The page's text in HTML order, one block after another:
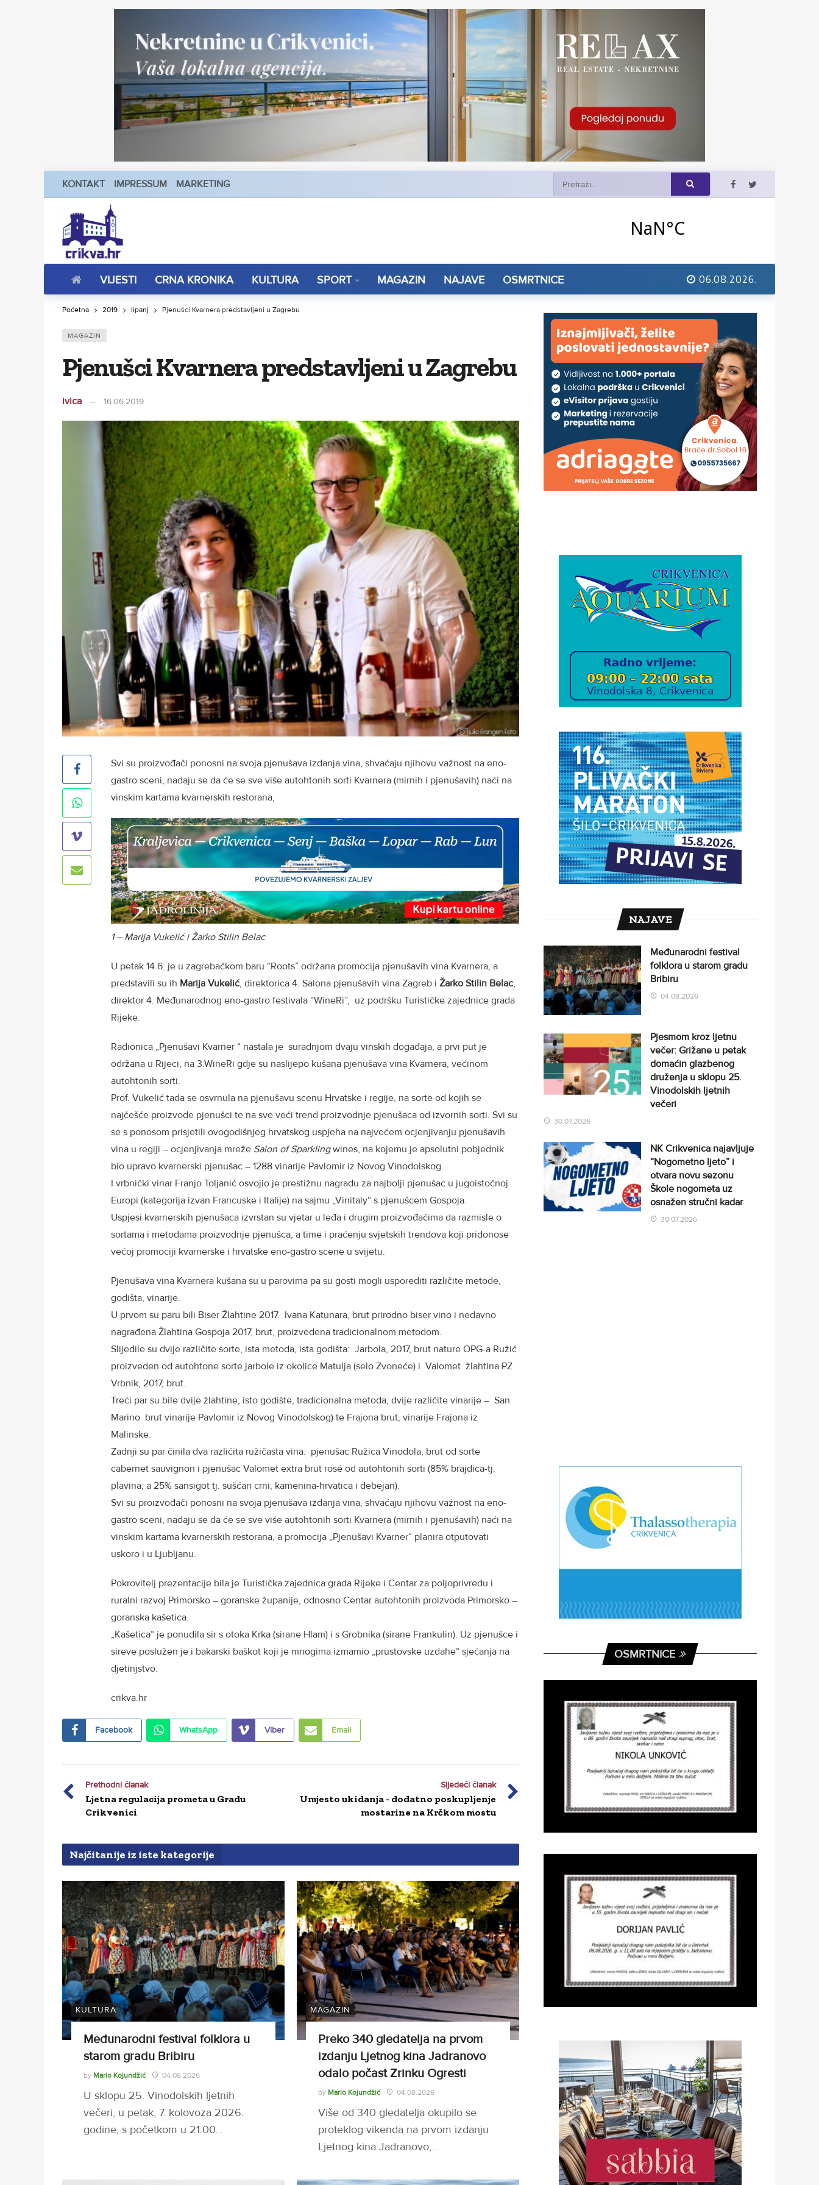
KONTAKT IMPRESSUM MARKETING
VIJESTI CRNA KRONIKA KULTURA SPORT MAGAZIN NAJAVE OSMRTNICE 06.08.2026.
Početna 2019 lipanj Pjenušci Kvarnera predstavljeni u Zagrebu
MAGAZIN
Pjenušci Kvarnera predstavljeni u Zagrebu
ivica 16.06.2019
Svi su proizvođači ponosni na svoja pjenušava izdanja vina, shvaćaju njihovu važnost na eno-
gastro sceni, nadaju se da će se sve više autohtonih sorti Kvarnera (mirnih i pjenušavih) naći na
vinskim kartama kvarnerskih restorana,
1 – Marija Vukelić i Žarko Stilin Belac
U petak 14.6. je u zagrebačkom baru “Roots” održana promocija pjenušavih vina Kvarnera, a
predstavili su ih Marija Vukelić, direktorica 4. Salona pjenušavih vina Zagreb i Žarko Stilin Belac,
direktor 4. Međunarodnog eno-gastro festivala “WineRi”, uz podršku Turističke zajednice grada
Rijeke.
Radionica „Pjenušavi Kvarner “ nastala je suradnjom dvaju vinskih događaja, a prvi put je
održana u Rijeci, na 3.WineRi gdje su naslijepo kušana pjenušava vina Kvarnera, većinom
autohtonih sorti.
Prof. Vukelić tada se osvrnula na pjenušavu scenu Hrvatske i regije, na sorte od kojih se
najčešće proizvode pjenušci te na sve veći trend proizvodnje pjenušaca od izvornih sorti. Svi su
se s ponosom prisjetili ovogodišnjeg hrvatskog uspjeha na najvećem ocjenjivanju pjenušavih
vina u regiji – ocjenjivanja mreže Salon of Sparklingwines, na kojemu je apsolutni pobjednik
bio upravo kvarnerski pjenušac – 1288 vinarije Pavlomir iz Novog Vinodolskog.
I vrbnički vinar Franjo Toljanić osvojio je prestižnu nagradu za najbolji pjenušac u jugoistočnoj
Europi (kategorija izvan Francuske i Italije) na sajmu „Vinitaly“ s pjenušcem Gospoja.
Uspjesi kvarnerskih pjenušaca izvrstan su vjetar u leđa i drugim proizvođačima da razmisle o
sortama i metodama proizvodnje pjenušca, a time i praćenju svjetskih trendova koji pridonose
većoj promociji kvarnerske i hrvatske eno-gastro scene u svijetu.
Pjenušava vina Kvarnera kušana su u parovima pa su gosti mogli usporediti različite metode,
godišta, vinarije.
U prvom su paru bili Biser Žlahtine 2017. Ivana Katunara, brut prirodno biser vino i nedavno
nagrađena Žlahtina Gospoja 2017, brut, proizvedena tradicionalnom metodom.
Slijedile su dvije različite sorte, ista metoda, ista godišta: Jarbola, 2017, brut nature OPG-a Ružić
proizveden od autohtone sorte jarbole iz okolice Matulja (selo Zvoneće) i Valomet žlahtina PZ
Vrbnik, 2017, brut.
Treći par su bile dvije žlahtine, isto godište, tradicionalna metoda, dvije različite vinarije – San
Marino brut vinarije Pavlomir iz Novog Vinodolskog) te Frajona brut, vinarije Frajona iz
Malinske.
Zadnji su par činila dva različita ružičasta vina: pjenušac Ružica Vinodola, brut od sorte
cabernet sauvignon i pjenušac Valomet extra brut rosé od autohtonih sorti (85% brajdica-tj.
plavina; a 25% sansigot tj. sušćan crni, kamenina-hrvatica i debejan).
Svi su proizvođači ponosni na svoja pjenušava izdanja vina, shvaćaju njihovu važnost na eno-
gastro sceni, nadaju se da će se sve više autohtonih sorti Kvarnera (mirnih i pjenušavih) naći na
vinskim kartama kvarnerskih restorana, a promocija „Pjenušavi Kvarner“ planira otputovati
uskoro i u Ljubljanu.
Pokrovitelj prezentacije bila je Turistička zajednica grada Rijeke i Centar za poljoprivredu i
ruralni razvoj Primorsko – goranske županije, odnosno Centar autohtonih proizvoda Primorsko –
goranska kašetica.
„Kašetica“ je ponudila sir s otoka Krka (sirane Hlam) i s Grobnika (sirane Frankulin). Uz pjenušce i
sireve poslužen je i bakarski baškot koji je mnogima izmamio „prustovske uzdahe“ sjećanja na
djetinjstvo.
crikva.hr
Facebook WhatsApp Viber Email
Prethodni članak
Ljetna regulacija prometa u Gradu
Crikvenici
Sljedeći članak
Umjesto ukidanja - dodatno poskupljenje
mostarine na Krčkom mostu
Najčitanije iz iste kategorije
KULTURA
Međunarodni festival folklora u
starom gradu Bribiru
by Mario Kojundžić 04.08.2026
U sklopu 25. Vinodolskih ljetnih
večeri, u petak, 7. kolovoza 2026.
godine, s početkom u 21:00…
MAGAZIN
Preko 340 gledatelja na prvom
izdanju Ljetnog kina Jadranovo
odalo počast Zrinku Ogresti
by Mario Kojundžić 04.08.2026
Više od 340 gledatelja okupilo se
proteklog vikenda na prvom izdanju
Ljetnog kina Jadranovo,…
NAJAVE
Međunarodni festival
folklora u starom gradu
Bribiru
04.08.2026
Pjesmom kroz ljetnu
večer: Grižane u petak
domaćin glazbenog
druženja u sklopu 25.
Vinodolskih ljetnih
večeri
30.07.2026
NK Crikvenica najavljuje
“Nogometno ljeto” i
otvara novu sezonu
Škole nogometa uz
osnažen stručni kadar
30.07.2026
OSMRTNICE